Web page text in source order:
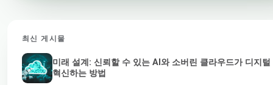
최신 게시물
미래 설계: 신뢰할 수 있는 AI와 소버린 클라우드가 디지털
혁신하는 방법